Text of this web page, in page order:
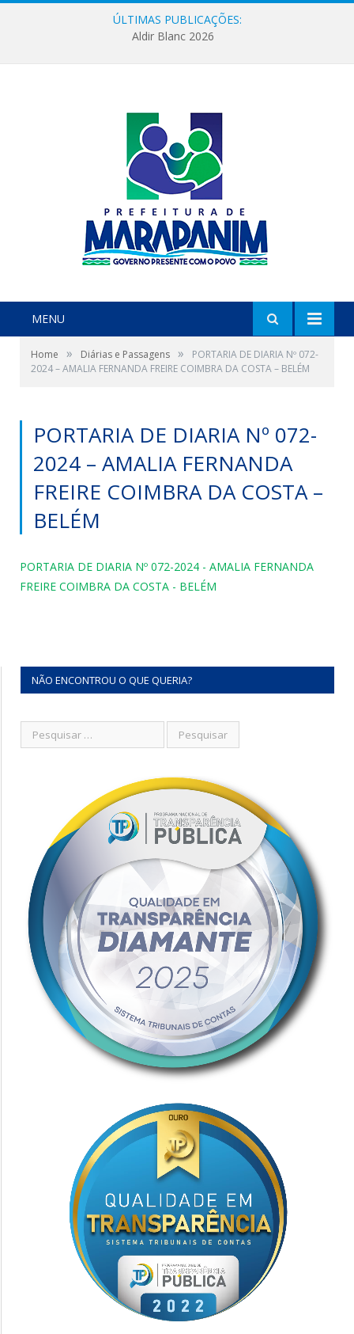
ÚLTIMAS PUBLICAÇÕES:
Aldir Blanc 2026
MENU
Home » Diárias e Passagens »
PORTARIA DE DIARIA Nº 072-
2024 – AMALIA FERNANDA FREIRE COIMBRA DA COSTA – BELÉM
PORTARIA DE DIARIA Nº 072-
2024 – AMALIA FERNANDA
FREIRE COIMBRA DA COSTA –
BELÉM
PORTARIA DE DIARIA Nº 072-2024 - AMALIA FERNANDA
FREIRE COIMBRA DA COSTA - BELÉM
NÃO ENCONTROU O QUE QUERIA?